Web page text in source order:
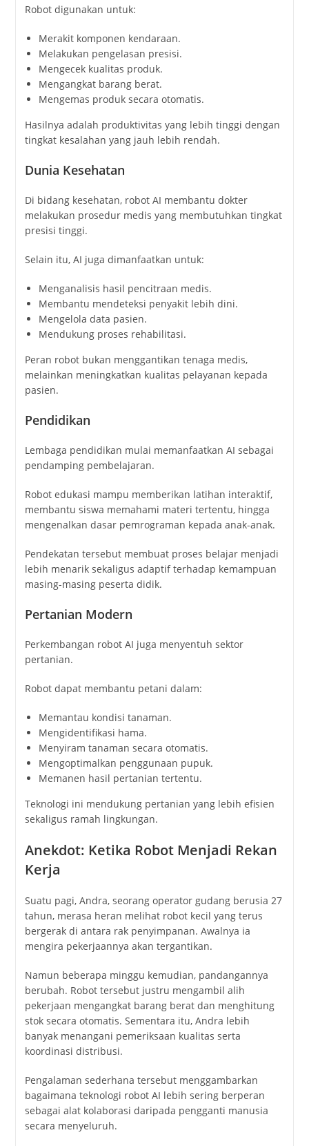
Robot digunakan untuk:
Merakit komponen kendaraan.
Melakukan pengelasan presisi.
Mengecek kualitas produk.
Mengangkat barang berat.
Mengemas produk secara otomatis.
Hasilnya adalah produktivitas yang lebih tinggi dengan
tingkat kesalahan yang jauh lebih rendah.
Dunia Kesehatan
Di bidang kesehatan, robot AI membantu dokter
melakukan prosedur medis yang membutuhkan tingkat
presisi tinggi.
Selain itu, AI juga dimanfaatkan untuk:
Menganalisis hasil pencitraan medis.
Membantu mendeteksi penyakit lebih dini.
Mengelola data pasien.
Mendukung proses rehabilitasi.
Peran robot bukan menggantikan tenaga medis,
melainkan meningkatkan kualitas pelayanan kepada
pasien.
Pendidikan
Lembaga pendidikan mulai memanfaatkan AI sebagai
pendamping pembelajaran.
Robot edukasi mampu memberikan latihan interaktif,
membantu siswa memahami materi tertentu, hingga
mengenalkan dasar pemrograman kepada anak-anak.
Pendekatan tersebut membuat proses belajar menjadi
lebih menarik sekaligus adaptif terhadap kemampuan
masing-masing peserta didik.
Pertanian Modern
Perkembangan robot AI juga menyentuh sektor
pertanian.
Robot dapat membantu petani dalam:
Memantau kondisi tanaman.
Mengidentifikasi hama.
Menyiram tanaman secara otomatis.
Mengoptimalkan penggunaan pupuk.
Memanen hasil pertanian tertentu.
Teknologi ini mendukung pertanian yang lebih efisien
sekaligus ramah lingkungan.
Anekdot: Ketika Robot Menjadi Rekan
Kerja
Suatu pagi, Andra, seorang operator gudang berusia 27
tahun, merasa heran melihat robot kecil yang terus
bergerak di antara rak penyimpanan. Awalnya ia
mengira pekerjaannya akan tergantikan.
Namun beberapa minggu kemudian, pandangannya
berubah. Robot tersebut justru mengambil alih
pekerjaan mengangkat barang berat dan menghitung
stok secara otomatis. Sementara itu, Andra lebih
banyak menangani pemeriksaan kualitas serta
koordinasi distribusi.
Pengalaman sederhana tersebut menggambarkan
bagaimana teknologi robot AI lebih sering berperan
sebagai alat kolaborasi daripada pengganti manusia
secara menyeluruh.